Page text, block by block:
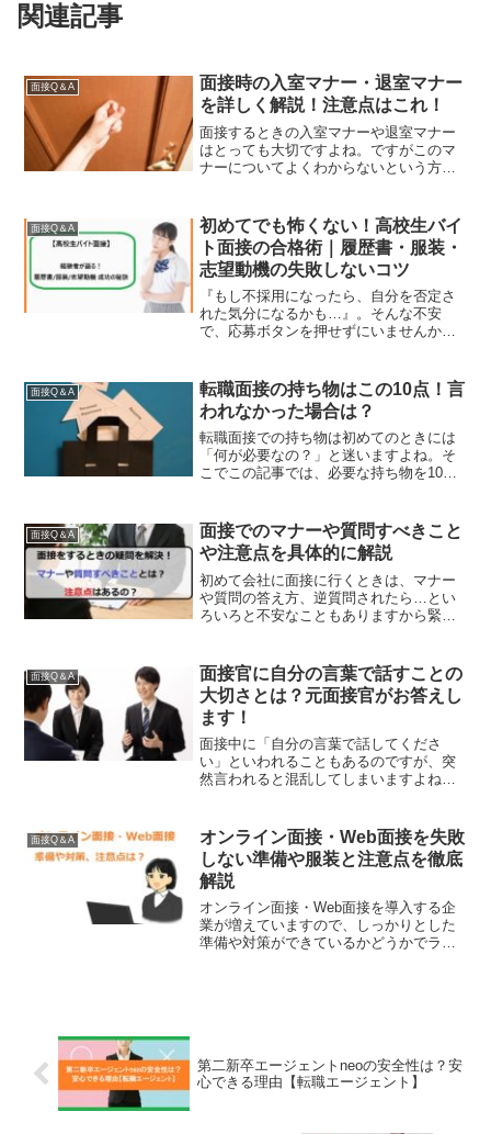
関連記事
面接Q＆A
面接時の入室マナー・退室マナー
を詳しく解説！注意点はこれ！
面接するときの入室マナーや退室マナー
はとっても大切ですよね。ですがこのマ
ナーについてよくわからないという方も
マナーを詳しく解説していきます。また
注意点などもまとめていますので、ぜひ
参考にしながら就活や転職活動に活かし
てみてくださいね。
面接Q＆A
初めてでも怖くない！高校生バイ
ト面接の合格術｜履歴書・服装・
志望動機の失敗しないコツ
『もし不採用になったら、自分を否定さ
れた気分になるかも…』。そんな不安
で、応募ボタンを押せずにいませんか？
一点です。この記事を読めば、不採用を
避けるための具体的な『準備』...
面接Q＆A
転職面接の持ち物はこの10点！言
われなかった場合は？
転職面接での持ち物は初めてのときには
「何が必要なの？」と迷いますよね。そ
こでこの記事では、必要な持ち物を10点
についても、元面接官の私の意見なども
交えながらわかりやすく解説してみまし
たので、ぜひお役立てください。
面接Q＆A
面接でのマナーや質問すべきこと
や注意点を具体的に解説
初めて会社に面接に行くときは、マナー
や質問の答え方、逆質問されたら…とい
ろいろと不安なこともありますから緊張
と、注意点について詳しくご紹介してい
きます。採用率を少しでもアップして、
目的の企業に就職したり、バイトで採用
されるようにぜひお役立てください
面接Q＆A
面接官に自分の言葉で話すことの
大切さとは？元面接官がお答えし
ます！
面接中に「自分の言葉で話してくださ
い」といわれることもあるのですが、突
然言われると混乱してしまいますよね。
から考え方などについて解説してみまし
た。これから面接を控えているという方
も、ぜひお役立てください。
面接Q＆A
オンライン面接・Web面接を失敗
しない準備や服装と注意点を徹底
解説
オンライン面接・Web面接を導入する企
業が増えていますので、しっかりとした
準備や対策ができているかどうかでライ
第二新卒エージェントneoの安全性は？安
心できる理由【転職エージェント】